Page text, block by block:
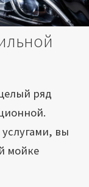
химчистка
ряд
вы
мойке